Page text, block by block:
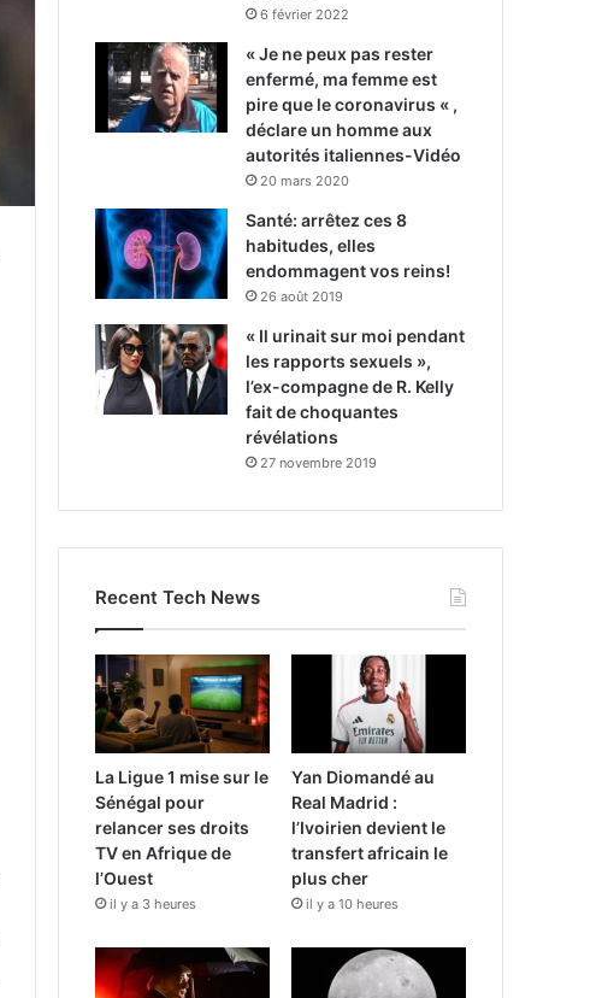
6 février 2022
« Je ne peux pas rester
enfermé, ma femme est
pire que le coronavirus « ,
déclare un homme aux
autorités italiennes-Vidéo
20 mars 2020
Santé: arrêtez ces 8
habitudes, elles
endommagent vos reins!
26 août 2019
« Il urinait sur moi pendant
les rapports sexuels »,
l’ex-compagne de R. Kelly
fait de choquantes
révélations
27 novembre 2019
Recent Tech News
La Ligue 1 mise sur le
Sénégal pour
relancer ses droits
TV en Afrique de
l’Ouest
il y a 3 heures
Yan Diomandé au
Real Madrid :
l’Ivoirien devient le
transfert africain le
plus cher
il y a 10 heures